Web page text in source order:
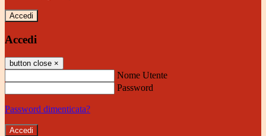
Accedi
Accedi
button close ×
Nome Utente
Password
Password dimenticata?